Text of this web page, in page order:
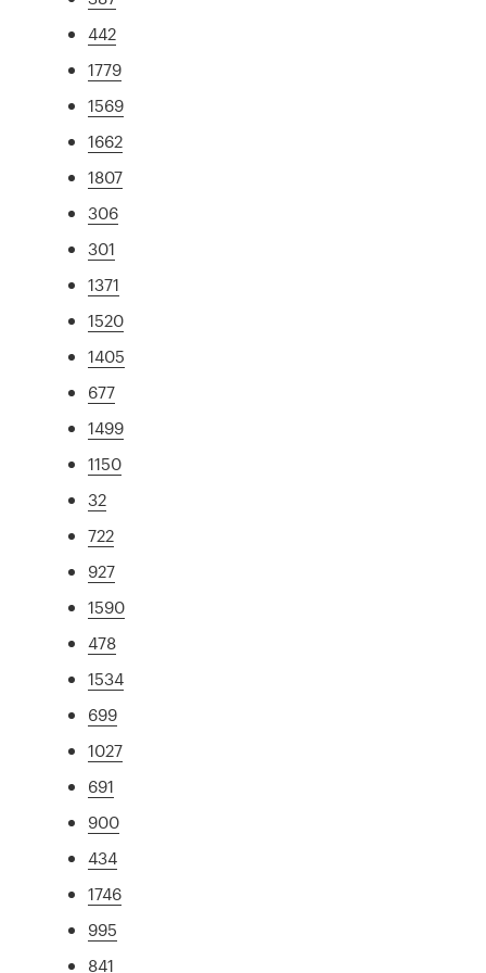
442
1779
1569
1662
1807
306
301
1371
1520
1405
677
1499
1150
32
722
927
1590
478
1534
699
1027
691
900
434
1746
995
841